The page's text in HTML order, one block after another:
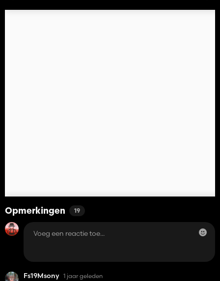
Opmerkingen 19
Fs19Msony 1 jaar geleden